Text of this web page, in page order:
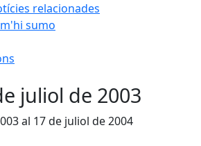
relacionades
m'hi sumo
juliol de 2003
al 17 de juliol de 2004